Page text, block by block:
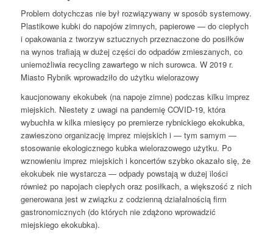
Problem dotychczas nie był rozwiązywany w sposób systemowy.
Plastikowe kubki do napojów zimnych, papierowe — do ciepłych
i opakowania z tworzyw sztucznych przeznaczone do posiłków
na wynos trafiają w dużej części do odpadów zmieszanych, co
uniemożliwia recycling zawartego w nich surowca. W 2019 r.
Miasto Rybnik wprowadziło do użytku wielorazowy
kaucjonowany ekokubek (na napoje zimne) podczas kilku imprez
miejskich. Niestety z uwagi na pandemię COVID-19, która
wybuchła w kilka miesięcy po premierze rybnickiego ekokubka,
zawieszono organizację imprez miejskich i — tym samym —
stosowanie ekologicznego kubka wielorazowego użytku. Po
wznowieniu imprez miejskich i koncertów szybko okazało się, że
ekokubek nie wystarcza — odpady powstają w dużej ilości
również po napojach ciepłych oraz posiłkach, a większość z nich
generowana jest w związku z codzienną działalnością firm
gastronomicznych (do których nie zdążono wprowadzić
miejskiego ekokubka).